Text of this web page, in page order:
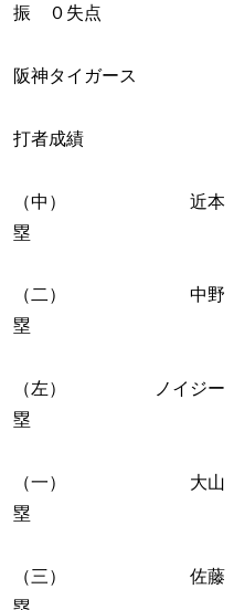
振 ０失点
阪神タイガース
打者成績
（中） 近本 ６
塁
（二） 中野 ６
塁
（左） ノイジー
塁
（一） 大山 ６
塁
（三） 佐藤 ５